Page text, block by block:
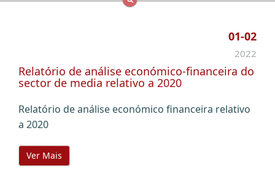
01-02
2022
Relatório de análise económico-financeira do
sector de media relativo a 2020
Relatório de análise económico financeira relativo
a 2020
Ver Mais